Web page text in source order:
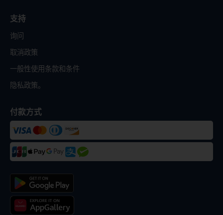
支持
询问
取消政策
一般性使用条款和条件
隐私政策。
付款方式